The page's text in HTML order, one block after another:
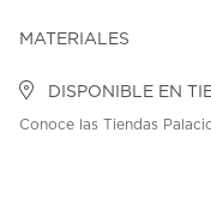
MATERIALES
DISPONIBLE EN
Conoce las Tiendas